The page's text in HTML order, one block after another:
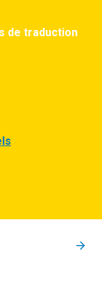
de traduction